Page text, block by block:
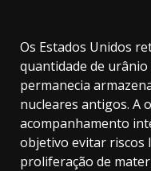
Os Estados Unidos
quantidade de
permanecia
nucleares antigos. A
acompanhamento
objetivo evitar riscos
proliferação de